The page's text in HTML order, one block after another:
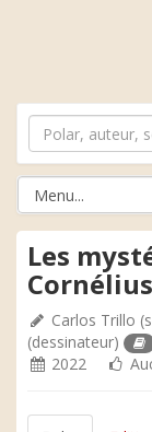
Les
Carlos Trillo
(dessinateur)
2022